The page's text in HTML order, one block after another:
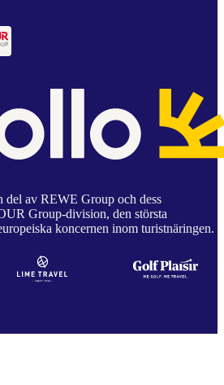
del av REWE Group och dess
Group-division, den största
koncernen inom turistnäringen.